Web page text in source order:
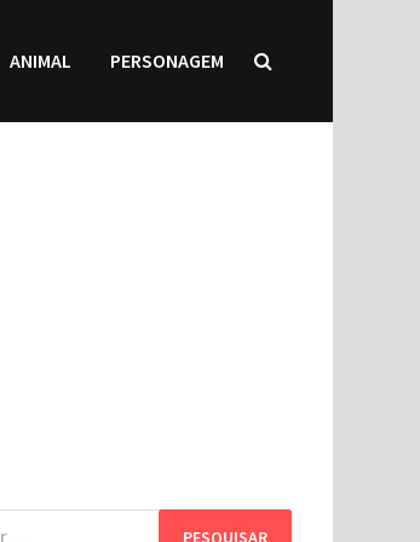
ANIMAL PERSONAGEM